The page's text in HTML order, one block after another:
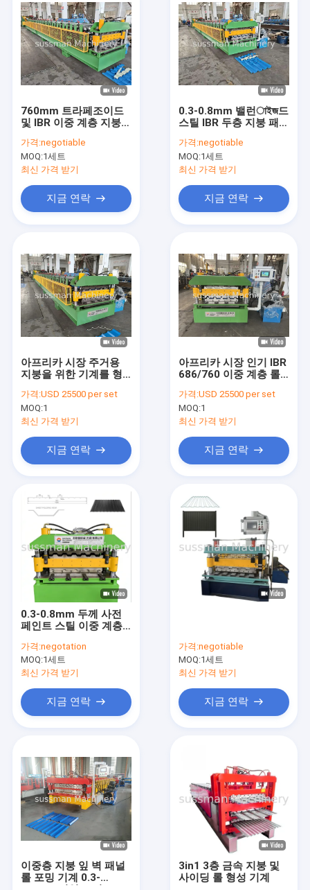
제품
동영상
우리에 대하여
연락주세요
뉴스
기계 성형 케이블 트레이 롤
스 터 드, 트랙 롤 성형 기계
기계를 형성하는 CZ 도리 목록
기계 성형 셔터 도어 롤
기계 성형 랙 롤
기계를 형성 층 갑판 롤
기계를 형성 가드레일 롤
우레탄 샌드위치 패널 생산 라인
PU 샌드위치 벽면
선을 째는 강철
760mm 트라페조이드
및 IBR 이중 계층 지붕
가연제철
가격:negotiable
MOQ:1세트
최신 가격 받기
지금 연락
0.3-0.8mm 밸런াইজ드
스틸 IBR 두층 지붕 패널
가격:negotiable
MOQ:1세트
최신 가격 받기
지금 연락
아프리카 시장 주거용
지붕을 위한 기계를 형
686/760 사다리꼴 시트
겹켜 목록
가격:USD 25500 per set
MOQ:1
최신 가격 받기
지금 연락
아프리카 시장 인기 IBR
686/760 이중 계층 롤
기계
가격:USD 25500 per set
MOQ:1
최신 가격 받기
지금 연락
0.3-0.8mm 두께 사전
페인트 스틸 이중 계층
트라페조이드 패널 롤
형성 기계
가격:negotation
MOQ:1세트
최신 가격 받기
지금 연락
가격:negotiable
MOQ:1세트
최신 가격 받기
지금 연락
이중층 지붕 잎 벽 패널
롤 포밍 기계 0.3-
3in1 3층 금속 지붕 및
사이딩 롤 형성 기계